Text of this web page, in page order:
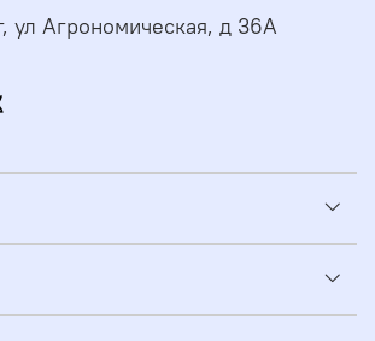
ул Агрономическая, д 36А